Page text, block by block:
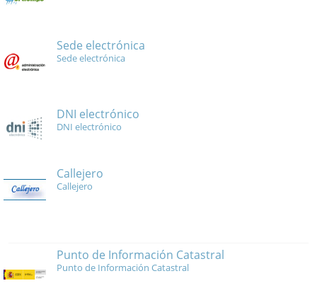
Sede electrónica
Sede electrónica
DNI electrónico
DNI electrónico
Callejero
Callejero
Punto de Información Catastral
Punto de Información Catastral